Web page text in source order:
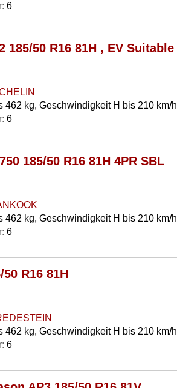
6
50 R16 81H , EV Suitable
462 kg, Geschwindigkeit H bis 210 km/h
6
185/50 R16 81H 4PR SBL
462 kg, Geschwindigkeit H bis 210 km/h
6
R16 81H
462 kg, Geschwindigkeit H bis 210 km/h
6